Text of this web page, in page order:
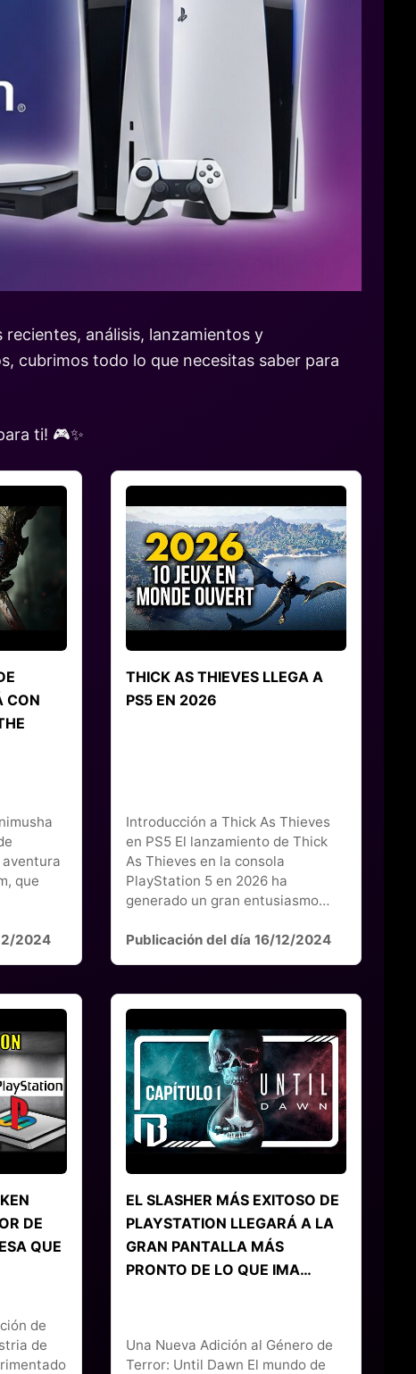
análisis, lanzamientos y
cubrimos todo lo que necesitas saber para
ti! 🎮✨
CON
que
2024
THICK AS THIEVES LLEGA A
PS5 EN 2026
Introducción a Thick As Thieves
en PS5 El lanzamiento de Thick
As Thieves en la consola
PlayStation 5 en 2026 ha
generado un gran entusiasmo…
Publicación del día 16/12/2024
DE
QUE
de
de
EL SLASHER MÁS EXITOSO DE
PLAYSTATION LLEGARÁ A LA
GRAN PANTALLA MÁS
PRONTO DE LO QUE IMA…
Una Nueva Adición al Género de
Terror: Until Dawn El mundo de